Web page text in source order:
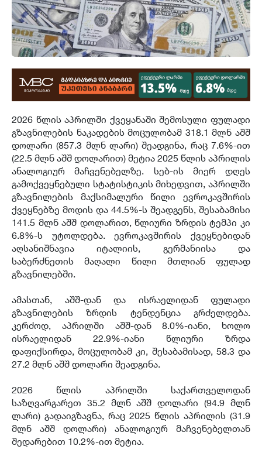
2026 წლის აპრილში ქვეყანაში შემოსული ფულადი
გზავნილების ნაკადების მოცულობამ 318.1 მლნ აშშ
დოლარი (857.3 მლნ ლარი) შეადგინა, რაც 7.6%-ით
(22.5 მლნ აშშ დოლარით) მეტია 2025 წლის აპრილის
ანალოგიურ მაჩვენებელზე. სებ-ის მიერ დღეს
გამოქვეყნებული სტატისტიკის მიხედვით, აპრილში
გზავნილების მაქსიმალური წილი ევროკავშირის
ქვეყნებზე მოდის და 44.5%-ს შეადგენს, შესაბამისი
141.5 მლნ აშშ დოლარით, წლიური ზრდის ტემპი კი
6.8%-ს უტოლდება. ევროკავშირის ქვეყნებიდან
აღსანიშნავია იტალიის, გერმანიისა და
საბერძნეთის მაღალი წილი მთლიან ფულად
გზავნილებში.
ამასთან, აშშ-დან და ისრაელიდან ფულადი
გზავნილების ზრდის ტენდენცია გრძელდება.
კერძოდ, აპრილში აშშ-დან 8.0%-იანი, ხოლო
ისრაელიდან 22.9%-იანი წლიური ზრდა
დაფიქსირდა, მოცულობამ კი, შესაბამისად, 58.3 და
27.2 მლნ აშშ დოლარი შეადგინა.
2026 წლის აპრილში საქართველოდან
საზღვარგარეთ 35.2 მლნ აშშ დოლარი (94.9 მლნ
ლარი) გადაიგზავნა, რაც 2025 წლის აპრილის (31.9
მლნ აშშ დოლარი) ანალოგიურ მაჩვენებელთან
შედარებით 10.2%-ით მეტია.